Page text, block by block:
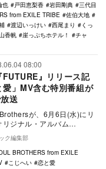
也 戸田恵梨香 岩田剛典
三代目
from EXILE TRIBE
佐伯大地
渡辺いっけい 西尾まり
くっ
香帆 崖っぷちホテル！
チャ
08:00
』リリース記
」MV含む特別番組が
送
が、6月6日(水)にリ
リジナル・アルバム
発売を記念し、3週…
ク編集部
BROTHERS from EXILE
こじへい 恋と愛